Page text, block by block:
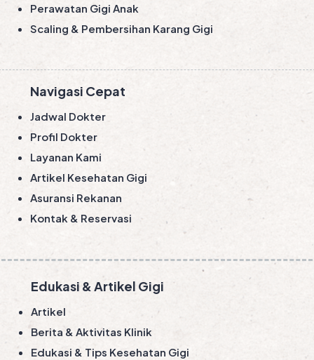
Perawatan Gigi Anak
Scaling & Pembersihan Karang Gigi
Navigasi Cepat
Jadwal Dokter
Profil Dokter
Layanan Kami
Artikel Kesehatan Gigi
Asuransi Rekanan
Kontak & Reservasi
Edukasi & Artikel Gigi
Artikel
Berita & Aktivitas Klinik
Edukasi & Tips Kesehatan Gigi